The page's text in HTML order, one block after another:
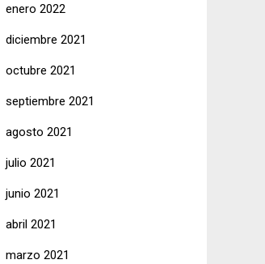
enero 2022
diciembre 2021
octubre 2021
septiembre 2021
agosto 2021
julio 2021
junio 2021
abril 2021
marzo 2021